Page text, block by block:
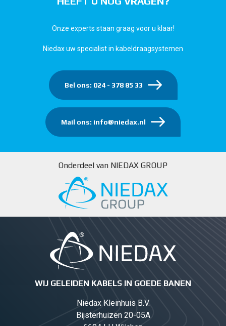
Onze experts staan graag voor u klaar!
Niedax uw specialist in kabeldraagsystemen
Bel ons: 024 - 378 85 33
Mail ons: info@niedax.nl
Onderdeel van NIEDAX GROUP
WIJ GELEIDEN KABELS IN GOEDE BANEN
Niedax Kleinhuis B.V.
Bijsterhuizen 20-05A